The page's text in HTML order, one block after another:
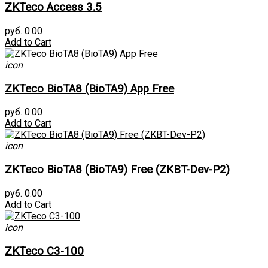
ZKTeco Access 3.5
руб. 0.00
Add to Cart
icon
ZKTeco BioTA8 (BioTA9) App Free
руб. 0.00
Add to Cart
icon
ZKTeco BioTA8 (BioTA9) Free (ZKBT-Dev-P2)
руб. 0.00
Add to Cart
icon
ZKTeco C3-100